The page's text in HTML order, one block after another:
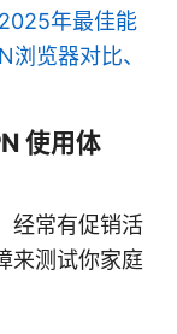
2025年最佳能
览器对比、
使用体
经常有促销活
来测试你家庭